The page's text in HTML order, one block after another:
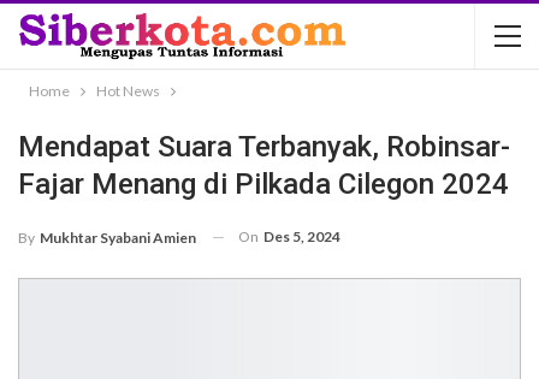
Home Hot News
Mendapat Suara Terbanyak, Robinsar-
Fajar Menang di Pilkada Cilegon 2024
By Mukhtar Syabani Amien On Des 5, 2024